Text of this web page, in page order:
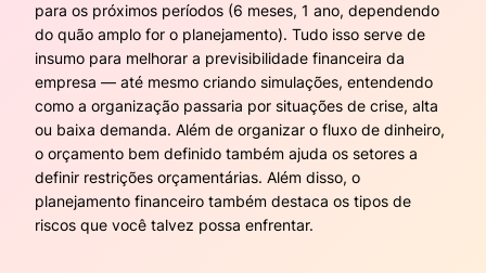
para os próximos períodos (6 meses, 1 ano, dependendo
do quão amplo for o planejamento). Tudo isso serve de
insumo para melhorar a previsibilidade financeira da
empresa — até mesmo criando simulações, entendendo
como a organização passaria por situações de crise, alta
ou baixa demanda. Além de organizar o fluxo de dinheiro,
o orçamento bem definido também ajuda os setores a
definir restrições orçamentárias. Além disso, o
planejamento financeiro também destaca os tipos de
riscos que você talvez possa enfrentar.